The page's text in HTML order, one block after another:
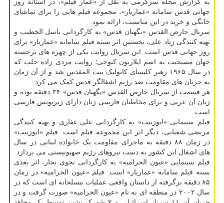
به گزارش مجله سرگرمی به نقل از «عمار فیلم»، در آستانه روز
جهانی قدس سامانه «عماریار»، مجموعه فیلم هایی را برای تماشای
خانگی و خرید در این مناسبت، ارائه نمود.
سریال حارص القدس «نگهبان قدس» به کارگردانی باسل الخطیب و
تهیه کنندگی زیاد علی، نخستین اثر بسته فیلم سامانه «عماریار» برای
روز جهانی قدس است. این سریال روایت یکی از چهره های برجسته
جهان مسیحیت به اسم ایلاریون کبوجی؛ روایت مردی زاده حلب که
در سال ۱۹۶۵ رهبر کلیسای کاتولیک بیت المقدس شد و از آن زمان
به جریان های مقاومت ضد رژیم اشغالگر قدس کمک می کرد.
هر قسمت از سریال حارص القدس «نگهبان قدس» ۳۴ دقیقه بوده و
زبان آن عربی و برای مخاطبان فارسی زبان دارای زیرنویس فارسی
است.
فیلم سینمایی «ابوزینب» به کارگردانی علی غفاری و تهیه کنندگی
مرتضی شعبانی، دیگر اثر این مجموعه فیلم است. فیلم «ابوزینب»
در زمان ۸۸ دقیقه به ماجرای مقاومت یک خانواده لبنانی در سال
های اشغال این کشور به دست نیروهای رژیم صهیونیستی می پردازد.
فیلم سینمایی «عیون الحرامیه» به کارگردانی نجوی نجار، اثر بعدی
بسته فیلم سامانه «عماریار» است. فیلم «عیون الحرامیه» در زمان
۸۵ دقیقه برگرفته از داستان واقعی عملیات مسلحانه ای است که در
سال ۲۰۰۲ در منطقه ای به نام «عیون الحرامیه» صورت گرفت و در